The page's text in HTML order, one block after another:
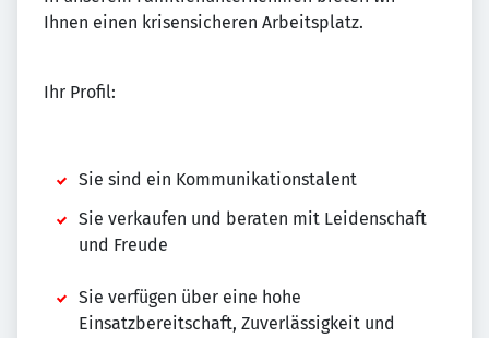
Ihnen einen krisensicheren Arbeitsplatz.
Ihr Profil:
Sie sind ein Kommunikationstalent
Sie verkaufen und beraten mit Leidenschaft
und Freude
Sie verfügen über eine hohe
Einsatzbereitschaft, Zuverlässigkeit und